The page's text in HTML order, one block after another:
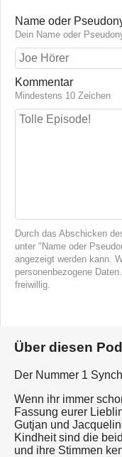
Name oder
Dein Name oder
Kommentar
Mindestens 10 Zeichen
Durch das Abschicken
unter "Name oder
angezeigt werden kann.
personenbezogene
freiwillig.
Über diesen
Der Nummer 1
Wenn ihr immer
Fassung eurer
Gutjan und
Kindheit sind die
und ihre Stimmen